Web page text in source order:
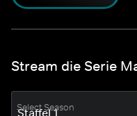
Stream die Serie
Select Season